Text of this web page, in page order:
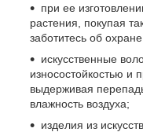
при ее
растения, покупая
заботитесь об
искусственные
износостойкостью и
выдерживая
влажность воздуха;
изделия из